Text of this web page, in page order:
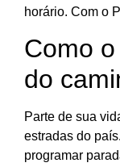
horário. Com o
Como
do
Parte de sua
estradas do
programar